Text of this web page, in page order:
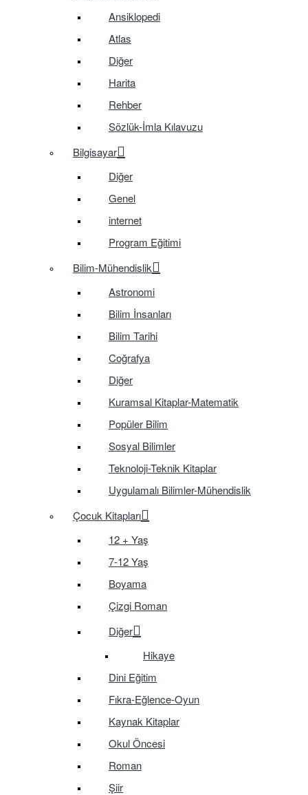
Ansiklopedi
Atlas
Diğer
Harita
Rehber
Sözlük-İmla Kılavuzu
Bilgisayar
Diğer
Genel
internet
Program Eğitimi
Bilim-Mühendislik
Astronomi
Bilim İnsanları
Bilim Tarihi
Coğrafya
Diğer
Kuramsal Kitaplar-Matematik
Popüler Bilim
Sosyal Bilimler
Teknoloji-Teknik Kitaplar
Uygulamalı Bilimler-Mühendislik
Çocuk Kitapları
12 + Yaş
7-12 Yaş
Boyama
Çizgi Roman
Diğer
Hikaye
Dini Eğitim
Fıkra-Eğlence-Oyun
Kaynak Kitaplar
Okul Öncesi
Roman
Şiir